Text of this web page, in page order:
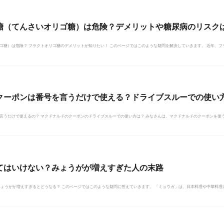
（てんさいオリゴ糖）は危険？デメリットや糖尿病のリスク
糖）は危険？ フラクトオリゴ糖のデメリットが知りたい！ このページではこのような疑問を解決していきます。 近年、
ーポンは番号を言うだけで使える？ドライブスルーでの使い
うだけで使えるの？ マクドナルドのクーポンのドライブスルーでの使い方は？ みなさんは、マクドナルドのクーポンを
はいけない？みょうがが増えすぎた人の末路
うがが増えすぎるとどうなる？ このページではこのような疑問に答えていきます。 「ミョウガ」は、日本料理や中華料